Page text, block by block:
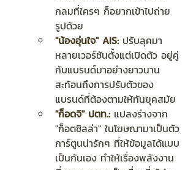
กลมที่ใครๆ ก็อยากเข้าไปถ่าย
รูปด้วย
"น้องอุ่นใจ" AIS: ปรับลุคมา
หลายเวอร์ชันตั้งแต่เปิดตัว อยู่คู่
กับแบรนด์มาอย่างยาวนาน
สะท้อนถึงการปรับตัวของ
แบรนด์ที่ต้องตามให้ทันยุคสมัย
"ก็อดจิ" ปตท.: แปลงร่างจาก
"ก็อตซิลล่า" ในโฆษณามาเป็นตัว
การ์ตูนน่ารักๆ ที่ให้ข้อมูลได้แบบ
เป็นกันเอง ทำให้เรื่องพลังงาน